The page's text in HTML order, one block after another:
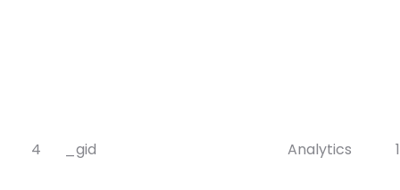
4 _gid Analytics